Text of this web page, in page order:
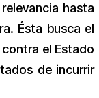
hasta
Ésta busca el
el Estado
de incurrir